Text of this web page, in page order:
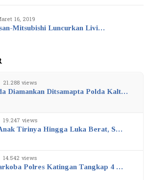
16, 2019
Mitsubishi Luncurkan Livi…
21.288 views
Diamankan Ditsamapta Polda Kalt…
19.247 views
Tirinya Hingga Luka Berat, S…
14.542 views
Polres Katingan Tangkap 4 …